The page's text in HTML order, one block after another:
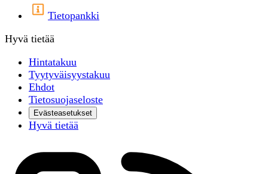
Tietopankki
Hyvä tietää
Hintatakuu
Tyytyväisyystakuu
Ehdot
Tietosuojaseloste
Evästeasetukset
Hyvä tietää